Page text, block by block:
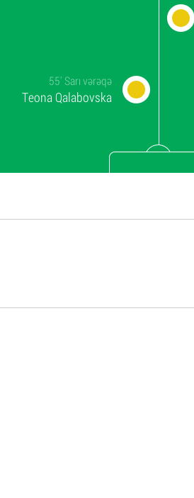
55'Sarı vərəqə
Teona Qalabovska